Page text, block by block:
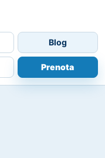
Blog
Prenota